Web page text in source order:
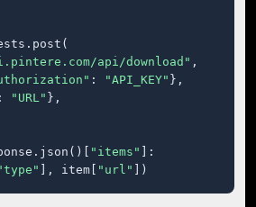
api/download" ,
: "API_KEY" },
: "URL" },
"items"
]:
], item[ "url" ])